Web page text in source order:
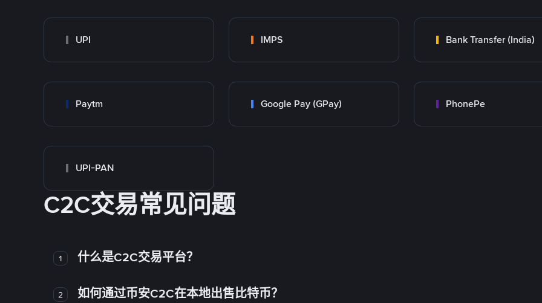
UPI IMPS Bank Transfer (India)
Paytm Google Pay (GPay) PhonePe
UPI-PAN
C2C交易常见问题
1 什么是C2C交易平台？
2 如何通过币安C2C在本地出售比特币？